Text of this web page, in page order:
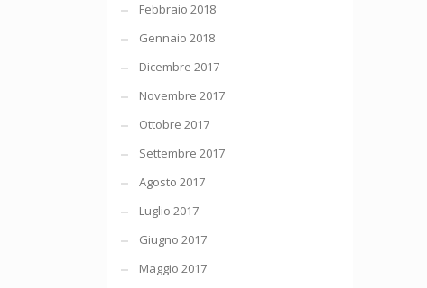
Febbraio 2018
Gennaio 2018
Dicembre 2017
Novembre 2017
Ottobre 2017
Settembre 2017
Agosto 2017
Luglio 2017
Giugno 2017
Maggio 2017